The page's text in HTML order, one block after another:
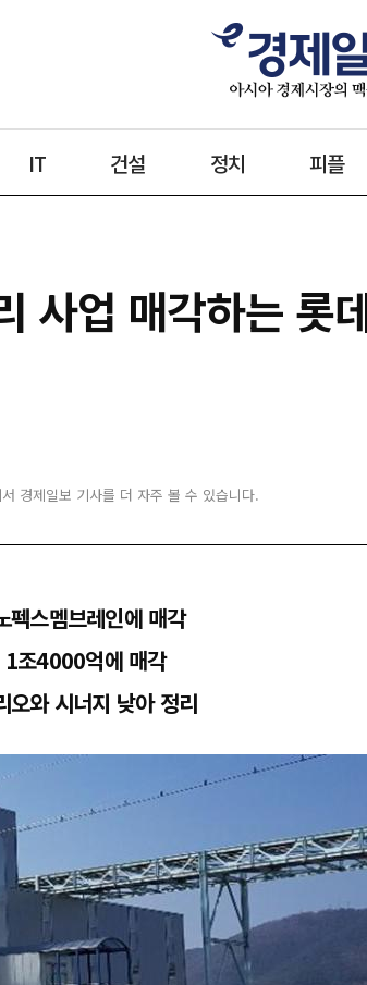
IT 건설 정치 피플
사업 매각하는
경제일보 기사를 더 자주 볼 수 있습니다.
펙스멤브레인에 매각
1조4000억에 매각
오와 시너지 낮아 정리